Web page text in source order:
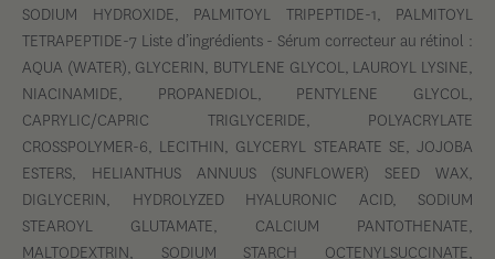
SODIUM HYDROXIDE, PALMITOYL TRIPEPTIDE-1, PALMITOYL
TETRAPEPTIDE-7 Liste d’ingrédients - Sérum correcteur au rétinol :
AQUA (WATER), GLYCERIN, BUTYLENE GLYCOL, LAUROYL LYSINE,
NIACINAMIDE, PROPANEDIOL, PENTYLENE GLYCOL,
CAPRYLIC/CAPRIC TRIGLYCERIDE, POLYACRYLATE
CROSSPOLYMER-6, LECITHIN, GLYCERYL STEARATE SE, JOJOBA
ESTERS, HELIANTHUS ANNUUS (SUNFLOWER) SEED WAX,
DIGLYCERIN, HYDROLYZED HYALURONIC ACID, SODIUM
STEAROYL GLUTAMATE, CALCIUM PANTOTHENATE,
MALTODEXTRIN, SODIUM STARCH OCTENYLSUCCINATE,